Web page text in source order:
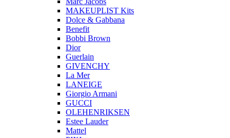
MAKEUPLIST Kits
Dolce & Gabbana
Benefit
Bobbi Brown
Dior
Guerlain
GIVENCHY
La Mer
LANEIGE
Giorgio Armani
GUCCI
OLEHENRIKSEN
Estee Lauder
Mattel